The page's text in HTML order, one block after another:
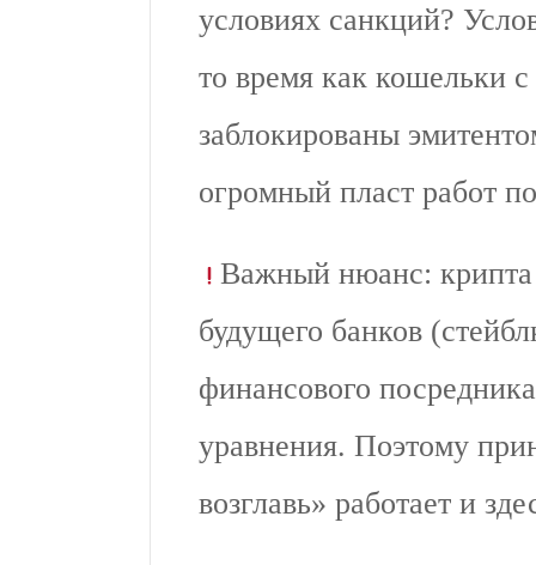
условиях санкций?
то время как кошельки
заблокированы
огромный пласт работ
Важный нюанс: крипта
будущего банков
финансового
уравнения. Поэтому
возглавь» работает и